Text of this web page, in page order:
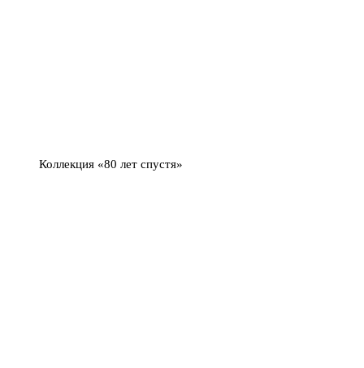
Коллекция «80 лет спустя»